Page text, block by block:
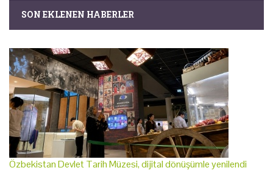
SON EKLENEN HABERLER
Özbekistan Devlet Tarih Müzesi, dijital dönüşümle yenilendi